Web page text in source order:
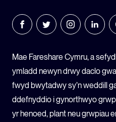
Mae Fareshare Cymru, a
ymladd newyn drwy daclo
fwyd bwytadwy sy’n weddill
ddefnyddio i gynorthwyo
yr henoed, plant neu grwpiau